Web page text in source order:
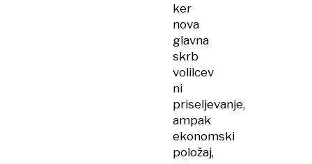
ker
nova
glavna
skrb
volilcev
ni
priseljevanje,
ampak
ekonomski
položaj,